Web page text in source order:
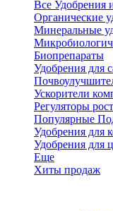
Все Удобрения
Органические
Минеральные
Биопрепараты
Удобрения для
Ускорители
Регуляторы
Популярные
Удобрения для
Удобрения для
Еще
Хиты продаж